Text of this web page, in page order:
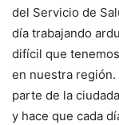
del Servicio de
día trabajando
difícil que
en nuestra
parte de la
y hace que cada